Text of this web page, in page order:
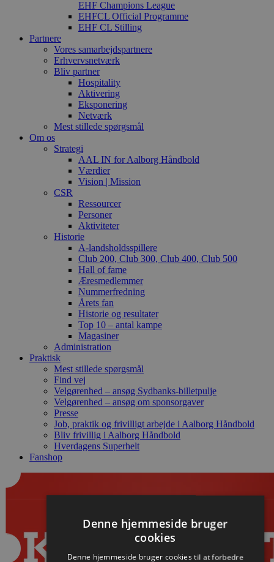
EHF Champions League
EHFCL Official Programme
EHF CL Stilling
Partnere
Vores samarbejdspartnere
Erhvervsnetværk
Bliv partner
Hospitality
Aktivering
Eksponering
Netværk
Mest stillede spørgsmål
Om os
Strategi
AAL IN for Aalborg Håndbold
Værdier
Vision | Mission
CSR
Ressourcer
Personer
Aktiviteter
Historie
A-landsholdsspillere
Club 200, Club 300, Club 400, Club 500
Hall of fame
Æresmedlemmer
Nummerfredning
Årets fan
Historie og resultater
Top 10 – antal kampe
Magasiner
Administration
Praktisk
Mest stillede spørgsmål
Find vej
Velgørenhed – ansøg Sydbanks-billetpulje
Velgørenhed – ansøg om sponsorgaver
Presse
Job, praktik og frivilligt arbejde i Aalborg Håndbold
Bliv frivillig i Aalborg Håndbold
Hverdagens Superhelt
Fanshop
Denne hjemmeside bruger
cookies
Denne hjemmeside bruger cookies til at forbedre